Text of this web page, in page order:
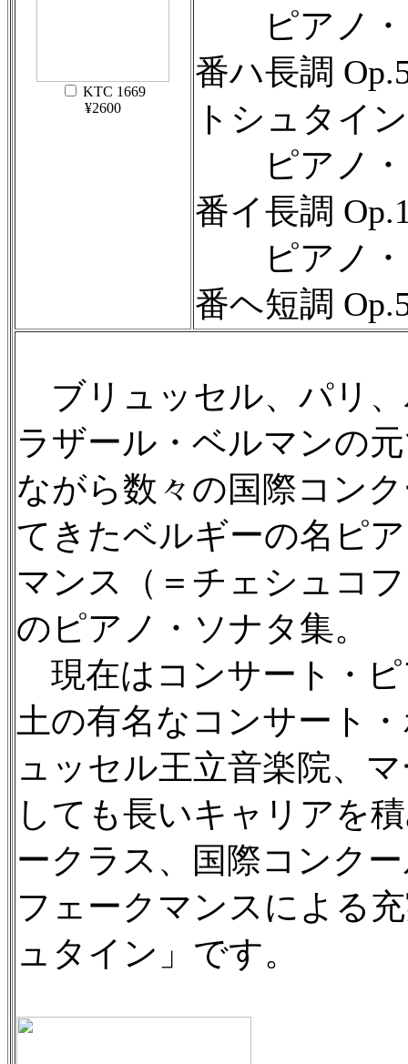
KTC 1669
¥2600
ピアノ・
番ハ長調
トシュタイ
ピアノ・
番イ長調
ピアノ・
番ヘ短調
ブリュッセル、パリ
ラザール・ベルマンの
ながら数々の国際コン
てきたベルギーの名ピ
マンス（＝チェシュコ
のピアノ・ソナタ集。
現在はコンサート・
土の有名なコンサート
ュッセル王立音楽院、
しても長いキャリアを
ークラス、国際コンク
フェークマンスによる
ュタイン」です。